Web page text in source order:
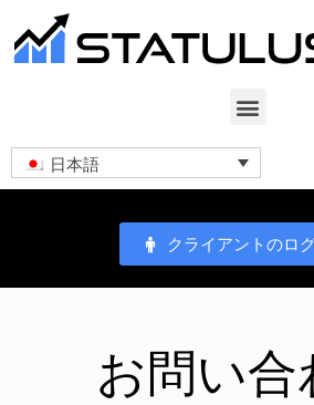
日本語
クライアントのロ
お問い合